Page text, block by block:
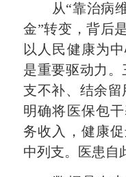
从“靠治病维
金”转变，背后
以人民健康为
是重要驱动力
支不补、结余留
明确将医保包
务收入，健康
中列支。医患自